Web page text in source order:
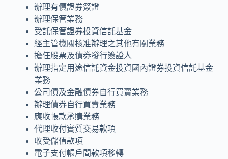
辦理有價證券簽證
辦理保管業務
受託保管證券投資信託基金
經主管機關核准辦理之其他有關業務
擔任股票及債券發行簽證人
辦理指定用途信託資金投資國內證券投資信託基金
業務
公司債及金融債券自行買賣業務
辦理債券自行買賣業務
應收帳款承購業務
代理收付實質交易款項
收受儲值款項
電子支付帳戶間款項移轉